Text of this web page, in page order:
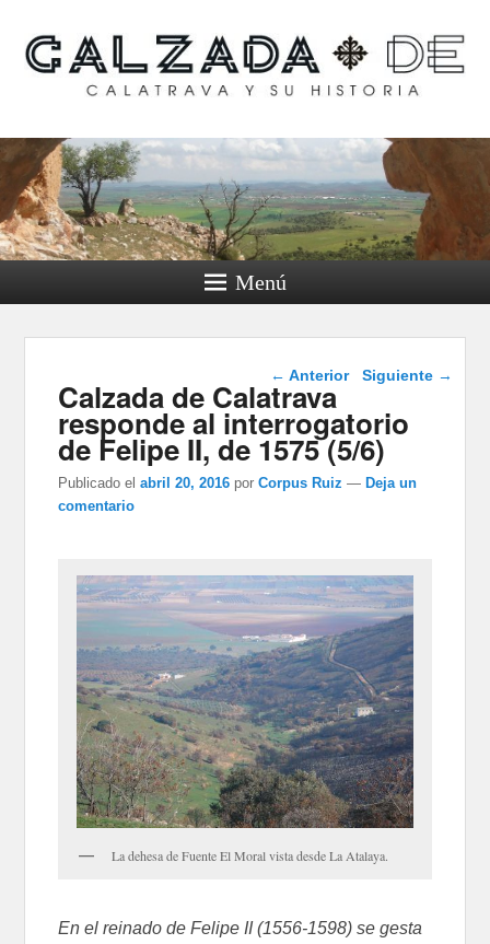
Calzada de Calatrava y
su historia
Menú
Navegación de
entradas
← Anterior Siguiente →
Calzada de Calatrava
responde al interrogatorio
de Felipe II, de 1575 (5/6)
Publicado el abril 20, 2016 porCorpus Ruiz — Deja un
comentario
La dehesa de Fuente El Moral vista desde La Atalaya.
En el reinado de Felipe II (1556-1598) se gesta